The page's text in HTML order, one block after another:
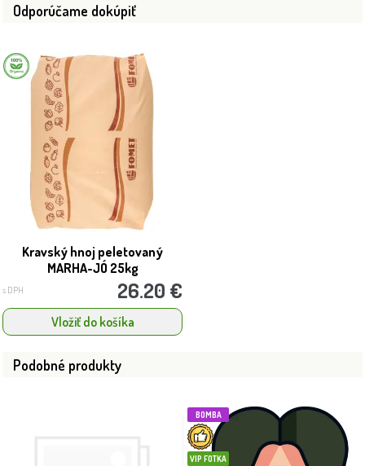
Odporúčame dokúpiť
Kravský hnoj peletovaný
MARHA-JÓ 25kg
s DPH 26.20 €
Vložiť do košíka
Podobné produkty
BOMBA
VIP FOTKA